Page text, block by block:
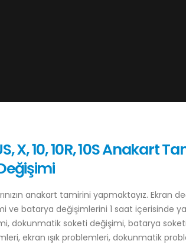
X, 10, 10R, 10S Anakart
anakart tamirini yapmaktayız. Ekran
ve batarya değişimlerini 1 saat içerisinde
dokunmatik soketi değişimi, batarya
ekran ışık problemleri, dokunmatik